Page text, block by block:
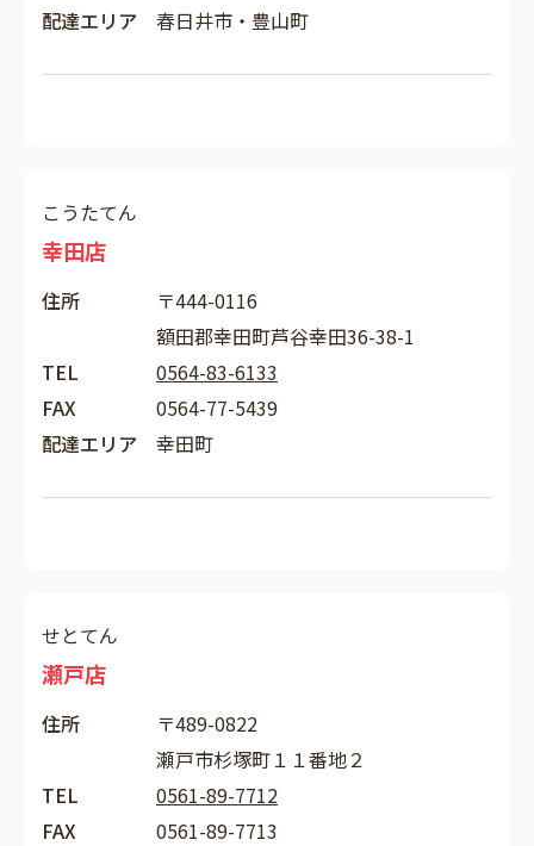
配達エリア
春日井市・豊山町
こうたてん
幸田店
住所
〒444-0116
額田郡幸田町芦谷幸田36-38-1
TEL
0564-83-6133
FAX
0564-77-5439
配達エリア
幸田町
せとてん
瀬戸店
住所
〒489-0822
瀬戸市杉塚町１１番地２
TEL
0561-89-7712
FAX
0561-89-7713